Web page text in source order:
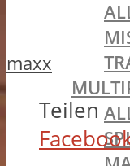
maxx
Teilen